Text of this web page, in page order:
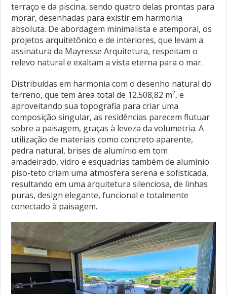
terraço e da piscina, sendo quatro delas prontas para
morar, desenhadas para existir em harmonia
absoluta. De abordagem minimalista e atemporal, os
projetos arquitetônico e de interiores, que levam a
assinatura da Mayresse Arquitetura, respeitam o
relevo natural e exaltam a vista eterna para o mar.
Distribuídas em harmonia com o desenho natural do
terreno, que tem área total de 12.508,82 m², e
aproveitando sua topografia para criar uma
composição singular, as residências parecem flutuar
sobre a paisagem, graças à leveza da volumetria. A
utilização de materiais como concreto aparente,
pedra natural, brises de alumínio em tom
amadeirado, vidro e esquadrias também de alumínio
piso-teto criam uma atmosfera serena e sofisticada,
resultando em uma arquitetura silenciosa, de linhas
puras, design elegante, funcional e totalmente
conectado à paisagem.